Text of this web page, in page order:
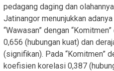
pedagang daging dan
Jatinangor menunjukkan
“Wawasan” dengan
0,656 (hubungan kuat) dan
(signifikan). Pada “Komitmen”
koefisien korelasi 0,387